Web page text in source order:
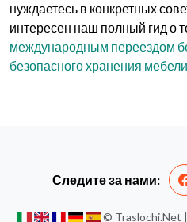
нуждаетесь в конкретных
интересен наш полный гид о
международным переездом
безопасного хранения мебели
Следите за нами:
© Traslochi.Net |